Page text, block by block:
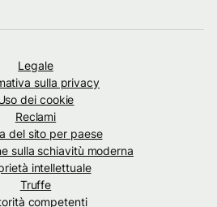
Legale
sulla privacy
dei cookie
Reclami
del sito per paese
sulla schiavitù moderna
intellettuale
Truffe
competenti